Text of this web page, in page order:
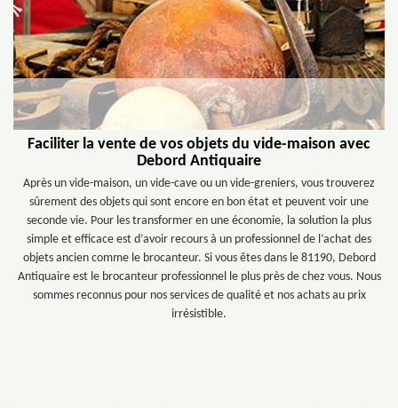
Faciliter la vente de vos objets du vide-maison avec
Debord Antiquaire
Après un vide-maison, un vide-cave ou un vide-greniers, vous trouverez
sûrement des objets qui sont encore en bon état et peuvent voir une
seconde vie. Pour les transformer en une économie, la solution la plus
simple et efficace est d’avoir recours à un professionnel de l’achat des
objets ancien comme le brocanteur. Si vous êtes dans le 81190, Debord
Antiquaire est le brocanteur professionnel le plus près de chez vous. Nous
sommes reconnus pour nos services de qualité et nos achats au prix
irrésistible.